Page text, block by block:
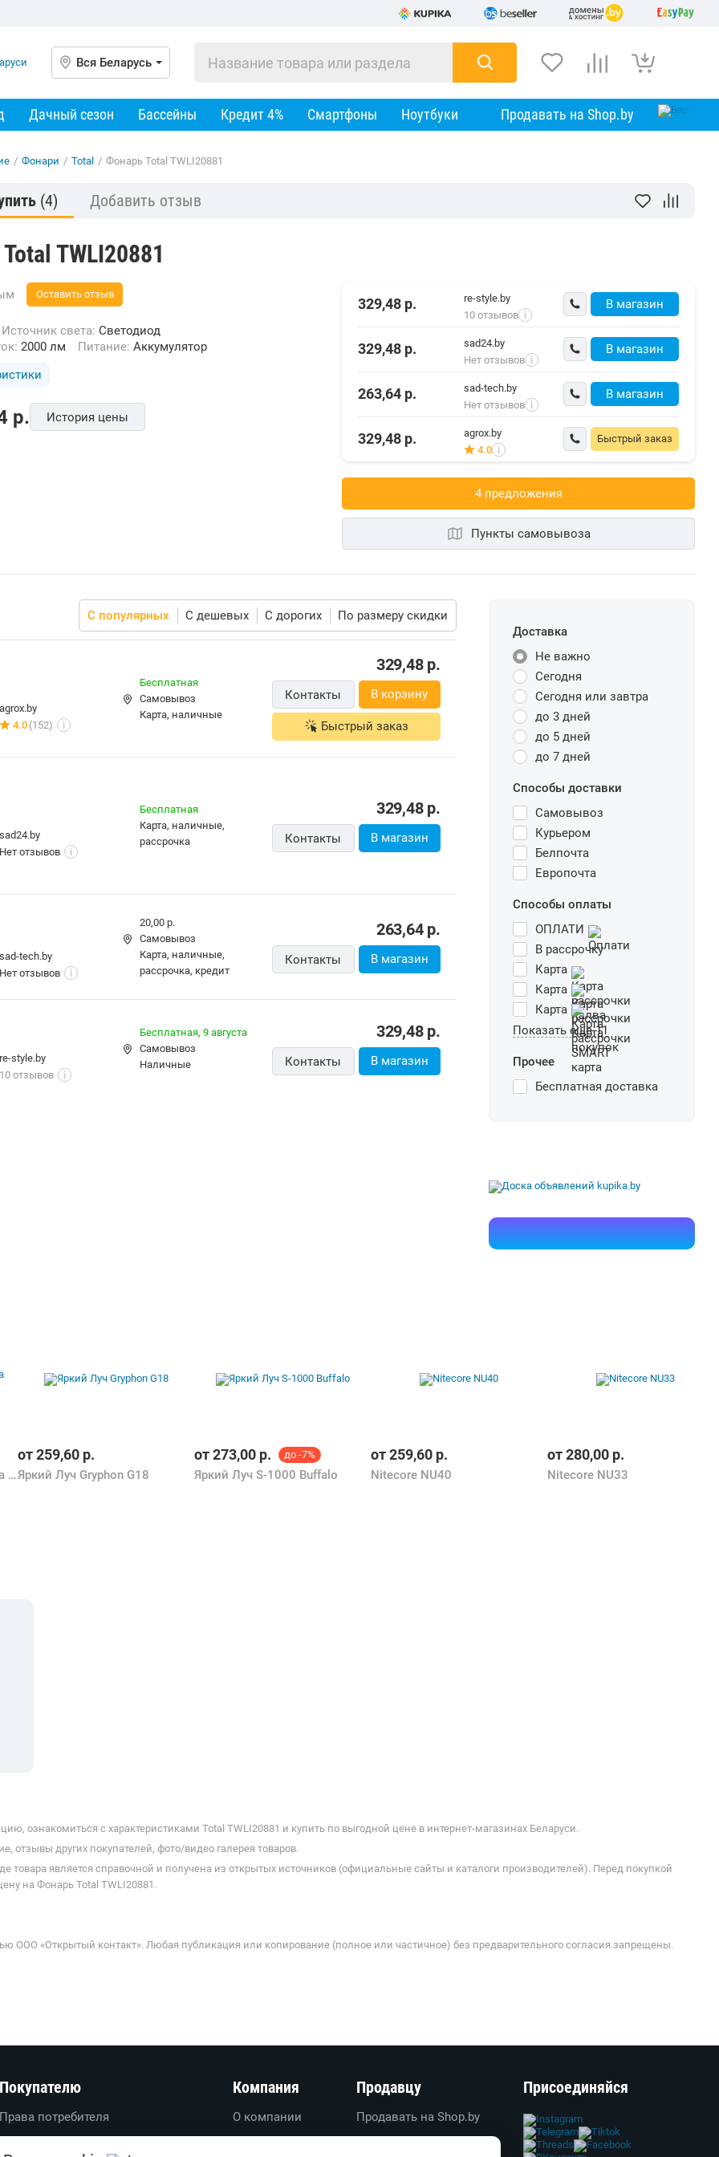
Вся Беларусь
Дачный сезон Бассейны Кредит 4% Смартфоны Ноутбуки Продавать на Shop.by
/ Фонари / Total / Фонарь Total TWLI20881
(4) Добавить отзыв
TWLI20881
Оставить отзыв
Источник света: Светодиод
2000 лм Питание: Аккумулятор
p. История цены
В магазин
329,48 р.
re-style.by
10 отзывов i
В магазин
329,48 р.
sad24.by
Нет отзывов i
В магазин
263,64 р.
sad-tech.by
Нет отзывов i
Быстрый заказ
329,48 р.
agrox.by
4.0 i
4 предложения
Пункты самовывоза
С популярных С дешевых С дорогих По размеру скидки
agrox.by
4.0 (152) i
Бесплатная
Самовывоз
карта, наличные
329,48р.
Контакты В корзину
Быстрый заказ
Нет отзывов
карта, наличные,
рассрочка
Контакты В магазин
карта, наличные,
рассрочка, кредит
263,64р.
В магазин
Бесплатная,9 августа
наличные
329,48р.
В магазин
Доставка
Не важно
Сегодня
Сегодня или завтра
до 3 дней
до 5 дней
до 7 дней
Способы доставки
Самовывоз
Курьером
Белпочта
Европочта
Способы оплаты
ОПЛАТИ
В рассрочку
Карта
Карта
Карта
Показать еще 11
Прочее
Бесплатная доставка
Armytek Elf C2 USB-C Победа (белый)
от259,60 р.
Яркий Луч Gryphon G18
от273,00 р. до -7%
Яркий Луч S-1000 Buffalo
от259,60 р.
Nitecore NU40
от280,00 р.
Nitecore NU33
ознакомиться с характеристиками Total TWLI20881 и купить по выгодной цене в интернет-магазинах Беларуси.
отзывы других покупателей, фото/видео галерея товаров.
товара является справочной и получена из открытых источников (официальные сайты и каталоги производителей). Перед покупкой
на Фонарь Total TWLI20881.
ООО «Открытый контакт». Любая публикация или копирование (полное или частичное) без предварительного согласия запрещены.
Покупателю
Права потребителя
ответы
Компания
О компании
О проекте
Продавцу
Продавать на Shop.by
Создать свой магазин
Присоединяйся